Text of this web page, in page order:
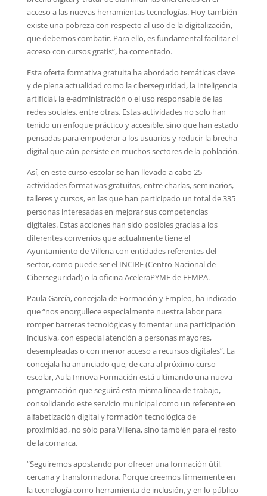
acceso a las nuevas herramientas tecnologías. Hoy también
existe una pobreza con respecto al uso de la digitalización,
que debemos combatir. Para ello, es fundamental facilitar el
acceso con cursos gratis”, ha comentado.
Esta oferta formativa gratuita ha abordado temáticas clave
y de plena actualidad como la ciberseguridad, la inteligencia
artificial, la e-administración o el uso responsable de las
redes sociales, entre otras. Estas actividades no solo han
tenido un enfoque práctico y accesible, sino que han estado
pensadas para empoderar a los usuarios y reducir la brecha
digital que aún persiste en muchos sectores de la población.
Así, en este curso escolar se han llevado a cabo 25
actividades formativas gratuitas, entre charlas, seminarios,
talleres y cursos, en las que han participado un total de 335
personas interesadas en mejorar sus competencias
digitales. Estas acciones han sido posibles gracias a los
diferentes convenios que actualmente tiene el
Ayuntamiento de Villena con entidades referentes del
sector, como puede ser el INCIBE (Centro Nacional de
Ciberseguridad) o la oficina AceleraPYME de FEMPA.
Paula García, concejala de Formación y Empleo, ha indicado
que “nos enorgullece especialmente nuestra labor para
romper barreras tecnológicas y fomentar una participación
inclusiva, con especial atención a personas mayores,
desempleadas o con menor acceso a recursos digitales”. La
concejala ha anunciado que, de cara al próximo curso
escolar, Aula Innova Formación está ultimando una nueva
programación que seguirá esta misma línea de trabajo,
consolidando este servicio municipal como un referente en
alfabetización digital y formación tecnológica de
proximidad, no sólo para Villena, sino también para el resto
de la comarca.
“Seguiremos apostando por ofrecer una formación útil,
cercana y transformadora. Porque creemos firmemente en
la tecnología como herramienta de inclusión, y en lo público